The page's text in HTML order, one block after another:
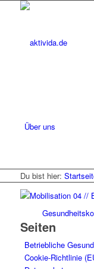
Über uns
Du bist hier:
Seiten
Betriebliche
Cookie-Richtlinie